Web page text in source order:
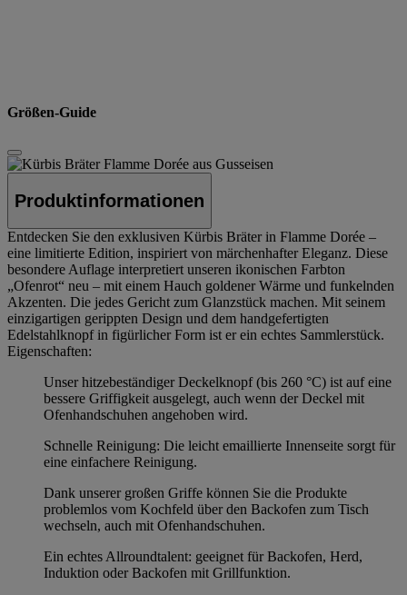
Größen-Guide
Produktinformationen
Entdecken Sie den exklusiven Kürbis Bräter in Flamme Dorée –
eine limitierte Edition, inspiriert von märchenhafter Eleganz. Diese
besondere Auflage interpretiert unseren ikonischen Farbton
„Ofenrot“ neu – mit einem Hauch goldener Wärme und funkelnden
Akzenten. Die jedes Gericht zum Glanzstück machen. Mit seinem
einzigartigen gerippten Design und dem handgefertigten
Edelstahlknopf in figürlicher Form ist er ein echtes Sammlerstück.
Eigenschaften:
Unser hitzebeständiger Deckelknopf (bis 260 °C) ist auf eine
bessere Griffigkeit ausgelegt, auch wenn der Deckel mit
Ofenhandschuhen angehoben wird.
Schnelle Reinigung: Die leicht emaillierte Innenseite sorgt für
eine einfachere Reinigung.
Dank unserer großen Griffe können Sie die Produkte
problemlos vom Kochfeld über den Backofen zum Tisch
wechseln, auch mit Ofenhandschuhen.
Ein echtes Allroundtalent: geeignet für Backofen, Herd,
Induktion oder Backofen mit Grillfunktion.